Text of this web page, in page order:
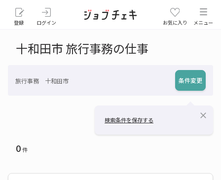
登録 ログイン お気に入り メニュー
十和田市 旅行事務の仕事
旅行事務 十和田市 条件変更
検索条件を保存する close
0件